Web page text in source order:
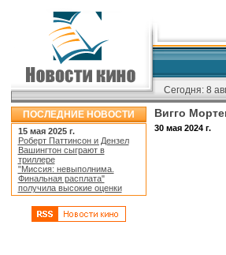
Сегодня: 8
ПОСЛЕДНИЕ НОВОСТИ
15 мая 2025 г.
Роберт Паттинсон и Дензел
Вашингтон сыграют в
триллере
"Миссия: невыполнима.
Финальная расплата"
получила высокие оценки
Вигго
30 мая 2024 г.